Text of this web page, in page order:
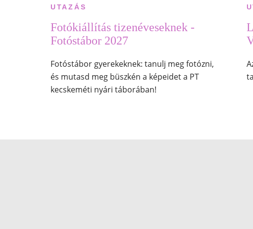
UTAZÁS
Fotókiállítás tizenéveseknek -
Fotóstábor 2027
Fotóstábor gyerekeknek: tanulj meg fotózni,
és mutasd meg büszkén a képeidet a PT
kecskeméti nyári táborában!